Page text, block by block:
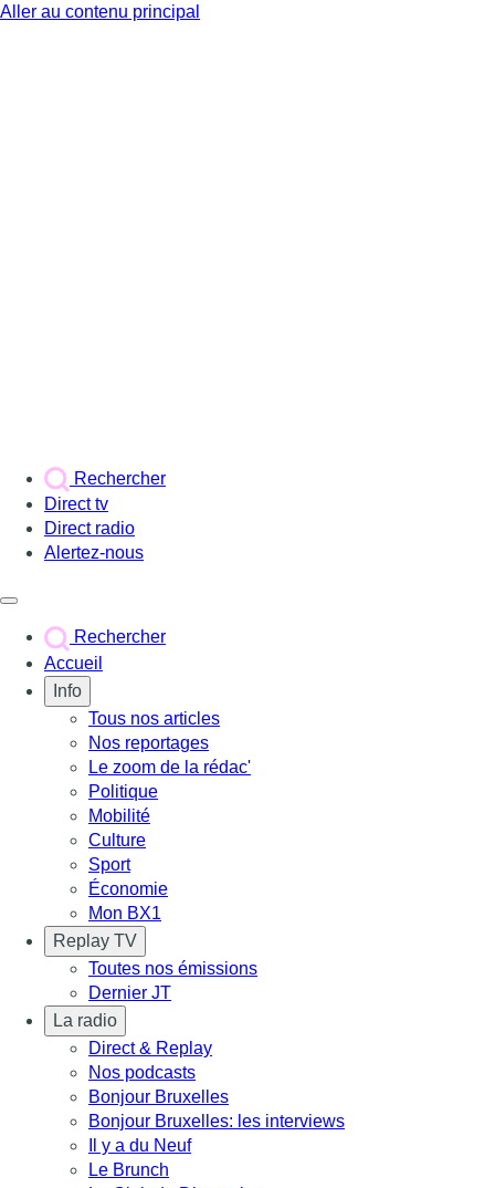
Aller au contenu principal
Rechercher
Direct tv
Direct radio
Alertez-nous
Rechercher
Accueil
Info
Tous nos articles
Nos reportages
Le zoom de la rédac'
Politique
Mobilité
Culture
Sport
Économie
Mon BX1
Replay TV
Toutes nos émissions
Dernier JT
La radio
Direct & Replay
Nos podcasts
Bonjour Bruxelles
Bonjour Bruxelles: les interviews
Il y a du Neuf
Le Brunch